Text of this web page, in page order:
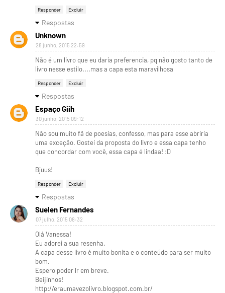
Responder Excluir
Respostas
Unknown
28 junho, 2015 22:59
Não é um livro que eu daria preferencia, pq não gosto tanto de
livro nesse estilo....mas a capa esta maravilhosa
Responder Excluir
Respostas
Espaço Giih
30 junho, 2015 09:12
Não sou muito fã de poesias, confesso, mas para esse abriria
uma exceção. Gostei da proposta do livro e essa capa tenho
que concordar com você, essa capa é lindaa! :D
Bjuus!
Responder Excluir
Respostas
Suelen Fernandes
07 julho, 2015 08:32
Olá Vanessa!
Eu adorei a sua resenha.
A capa desse livro é muito bonita e o conteúdo para ser muito
bom.
Espero poder lr em breve.
Beijinhos!
http://eraumavezolivro.blogspot.com.br/